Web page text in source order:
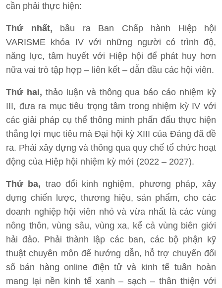
cần phải thực hiện:
Thứ nhất, bầu ra Ban Chấp hành Hiệp hội
VARISME khóa IV với những người có trình độ,
năng lực, tâm huyết với Hiệp hội để phát huy hơn
nữa vai trò tập hợp – liên kết – dẫn đầu các hội viên.
Thứ hai, thảo luận và thông qua báo cáo nhiệm kỳ
III, đưa ra mục tiêu trọng tâm trong nhiệm kỳ IV với
các giải pháp cụ thể thông minh phấn đấu thực hiện
thắng lợi mục tiêu mà Đại hội kỳ XIII của Đảng đã đề
ra. Phải xây dựng và thông qua quy chế tổ chức hoạt
động của Hiệp hội nhiệm kỳ mới (2022 – 2027).
Thứ ba, trao đổi kinh nghiệm, phương pháp, xây
dựng chiến lược, thương hiệu, sản phẩm, cho các
doanh nghiệp hội viên nhỏ và vừa nhất là các vùng
nông thôn, vùng sâu, vùng xa, kể cả vùng biên giới
hải đảo. Phải thành lập các ban, các bộ phận kỹ
thuật chuyên môn để hướng dẫn, hỗ trợ chuyển đổi
số bán hàng online điện tử và kinh tế tuần hoàn
mang lại nền kinh tế xanh – sạch – thân thiện với